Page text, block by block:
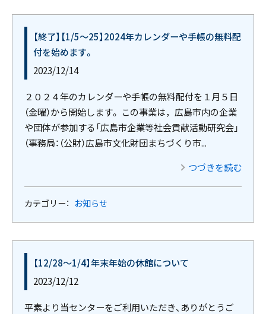
【終了】【1/5～25】2024年カレンダーや手帳の無料配
付を始めます。
2023/12/14
２０２４年のカレンダーや手帳の無料配付を１月５日
（金曜）から開始します。 この事業は，広島市内の企業
や団体が参加する「広島市企業等社会貢献活動研究会」
（事務局：（公財）広島市文化財団まちづくり市...
つづきを読む
カテゴリー： お知らせ
【12/28～1/4】年末年始の休館について
2023/12/12
平素より当センターをご利用いただき、ありがとうご